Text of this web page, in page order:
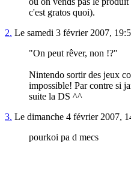
c'est gratos quoi).
2. Le samedi 3 février 2007,
"On peut rêver, non !?"
Nintendo sortir des jeux
impossible! Par contre si
suite la DS ^^
3. Le dimanche 4 février 2007,
pourkoi pa d mecs